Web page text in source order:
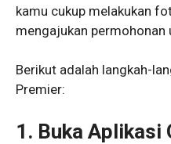
kamu cukup melakukan
mengajukan permohonan
Berikut adalah langkah-
Premier:
1. Buka Aplikasi